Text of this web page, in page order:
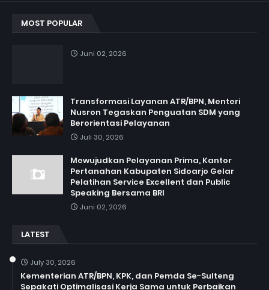
MOST POPULAR
Juni 02, 2026
Transformasi Layanan ATR/BPN, Menteri
Nusron Tegaskan Penguatan SDM yang
Berorientasi Pelayanan
Juli 30, 2026
Mewujudkan Pelayanan Prima, Kantor
Pertanahan Kabupaten Sidoarjo Gelar
Pelatihan Service Excellent dan Public
Speaking Bersama BRI
Juni 02, 2026
LATEST
July 30, 2026
Kementerian ATR/BPN, KPK, dan Pemda Se-Sulteng
Sepakati Optimalisasi Kerja Sama untuk Perbaikan